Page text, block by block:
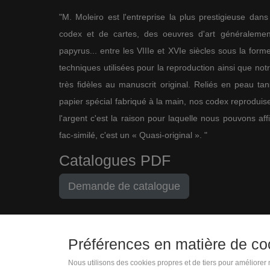
"M. Moleiro est l'entreprise la plus prestigieuse
codex et de cartes, des oeuvres d'art
papyrus... entre les VIIIe et XVIe siècles sous la
techniques utilisées pour la reproduction ainsi que
très fidèles au manuscrit original. Reliés en peau
papier spécial fabriqué à la main, nos codex
l'argent c'est la raison pour laquelle nous pouvons
fac-similé, c'est un « Quasi-original ». "
Catalogues PDF
Demande de catalogue
Préférences en matière de
Nous utilisons des cookies propres et de tiers pour